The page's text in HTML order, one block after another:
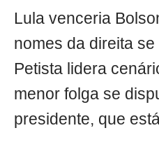
Lula venceria
nomes da direita
Petista lidera
menor folga se
presidente, que